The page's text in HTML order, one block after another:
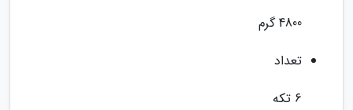
4800 گرم
تعداد
6 تکه